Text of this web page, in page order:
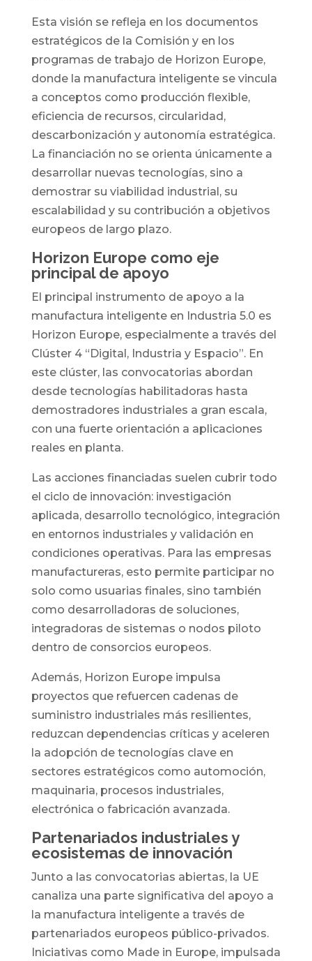
Esta visión se refleja en los documentos
estratégicos de la Comisión y en los
programas de trabajo de Horizon Europe,
donde la manufactura inteligente se vincula
a conceptos como producción flexible,
eficiencia de recursos, circularidad,
descarbonización y autonomía estratégica.
La financiación no se orienta únicamente a
desarrollar nuevas tecnologías, sino a
demostrar su viabilidad industrial, su
escalabilidad y su contribución a objetivos
europeos de largo plazo.
Horizon Europe como eje
principal de apoyo
El principal instrumento de apoyo a la
manufactura inteligente en Industria 5.0 es
Horizon Europe, especialmente a través del
Clúster 4 “Digital, Industria y Espacio”. En
este clúster, las convocatorias abordan
desde tecnologías habilitadoras hasta
demostradores industriales a gran escala,
con una fuerte orientación a aplicaciones
reales en planta.
Las acciones financiadas suelen cubrir todo
el ciclo de innovación: investigación
aplicada, desarrollo tecnológico, integración
en entornos industriales y validación en
condiciones operativas. Para las empresas
manufactureras, esto permite participar no
solo como usuarias finales, sino también
como desarrolladoras de soluciones,
integradoras de sistemas o nodos piloto
dentro de consorcios europeos.
Además, Horizon Europe impulsa
proyectos que refuercen cadenas de
suministro industriales más resilientes,
reduzcan dependencias críticas y aceleren
la adopción de tecnologías clave en
sectores estratégicos como automoción,
maquinaria, procesos industriales,
electrónica o fabricación avanzada.
Partenariados industriales y
ecosistemas de innovación
Junto a las convocatorias abiertas, la UE
canaliza una parte significativa del apoyo a
la manufactura inteligente a través de
partenariados europeos público-privados.
Iniciativas como Made in Europe, impulsada